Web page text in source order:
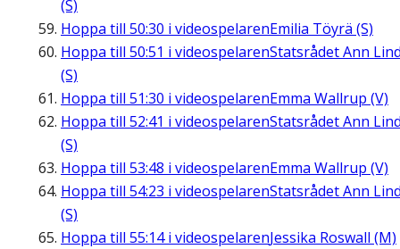
(S)
Hoppa till 50:30 i videospelarenEmilia Töyrä (S)
Hoppa till 50:51 i videospelarenStatsrådet Ann
(S)
Hoppa till 51:30 i videospelarenEmma Wallrup (V)
Hoppa till 52:41 i videospelarenStatsrådet Ann
(S)
Hoppa till 53:48 i videospelarenEmma Wallrup (V)
Hoppa till 54:23 i videospelarenStatsrådet Ann
(S)
Hoppa till 55:14i videospelarenJessika Roswall (M)